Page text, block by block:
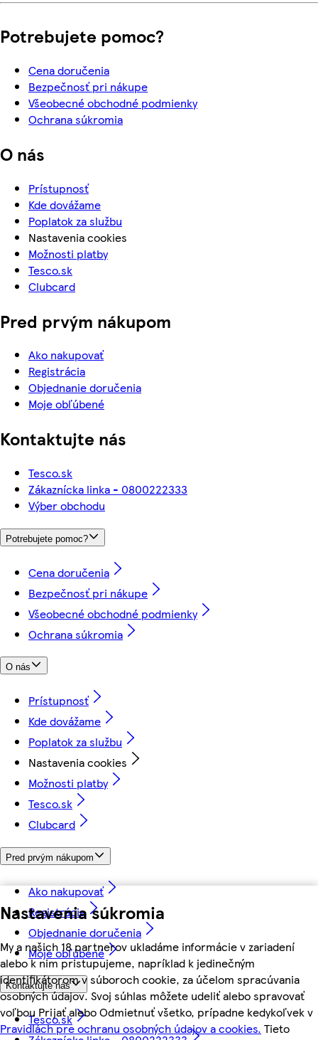
Nastavenia súkromia
My a našich 18 partnerov ukladáme informácie v zariadení
alebo k nim pristupujeme, napríklad k jedinečným
identifikátorom v súboroch cookie, za účelom spracúvania
osobných údajov. Svoj súhlas môžete udeliť alebo spravovať
voľbou Prijať alebo Odmietnuť všetko, prípadne kedykoľvek v
Pravidlách pre ochranu osobných údajov a cookies. Tieto
Potrebujete pomoc?
Cena doručenia
Bezpečnosť pri nákupe
Všeobecné obchodné podmienky
Ochrana súkromia
O nás
Prístupnosť
Kde dovážame
Poplatok za službu
Nastavenia cookies
Možnosti platby
Tesco.sk
Clubcard
Pred prvým nákupom
Ako nakupovať
Registrácia
Objednanie doručenia
Moje obľúbené
Kontaktujte nás
Tesco.sk
Zákaznícka linka - 0800222333
Výber obchodu
Potrebujete pomoc?
Cena doručenia
Bezpečnosť pri nákupe
Všeobecné obchodné podmienky
Ochrana súkromia
O nás
Prístupnosť
Kde dovážame
Poplatok za službu
Nastavenia cookies
Možnosti platby
Tesco.sk
Clubcard
Pred prvým nákupom
Ako nakupovať
Registrácia
Objednanie doručenia
Moje obľúbené
Kontaktujte nás
Tesco.sk